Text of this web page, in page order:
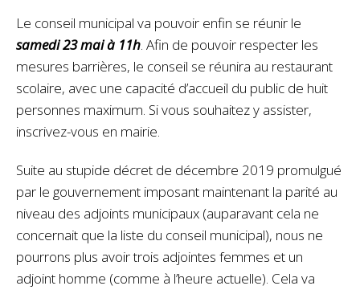
Le conseil municipal va pouvoir enfin se réunir le
samedi 23 mai à 11h. Afin de pouvoir respecter les
mesures barrières, le conseil se réunira au restaurant
scolaire, avec une capacité d’accueil du public de huit
personnes maximum. Si vous souhaitez y assister,
inscrivez-vous en mairie.
Suite au stupide décret de décembre 2019 promulgué
par le gouvernement imposant maintenant la parité au
niveau des adjoints municipaux (auparavant cela ne
concernait que la liste du conseil municipal), nous ne
pourrons plus avoir trois adjointes femmes et un
adjoint homme (comme à l’heure actuelle). Cela va